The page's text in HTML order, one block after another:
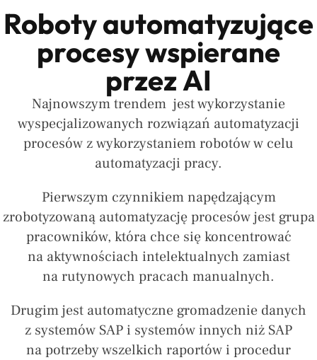
Roboty automatyzujące
procesy wspierane
przez AI
Najnowszym trendem jest wykorzystanie
wyspecjalizowanych rozwiązań automatyzacji
procesów z wykorzystaniem robotów w celu
automatyzacji pracy.
Pierwszym czynnikiem napędzającym
zrobotyzowaną automatyzację procesów jest grupa
pracowników, która chce się koncentrować
na aktywnościach intelektualnych zamiast
na rutynowych pracach manualnych.
Drugim jest automatyczne gromadzenie danych
z systemów SAP i systemów innych niż SAP
na potrzeby wszelkich raportów i procedur